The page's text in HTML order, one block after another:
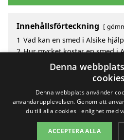
Innehållsförteckning
1 Vad kan en smed i Alsike
2 Hur mycket kostar en smed i
Fördelar med att välja smed i
Sök efter en skicklig smed i
Copyright 2026 -
Denna
cookies
Denna webbplats använder
användarupplevelsen. Genom att
du till alla cookies i enlighet med
ACCEPTERA ALLA